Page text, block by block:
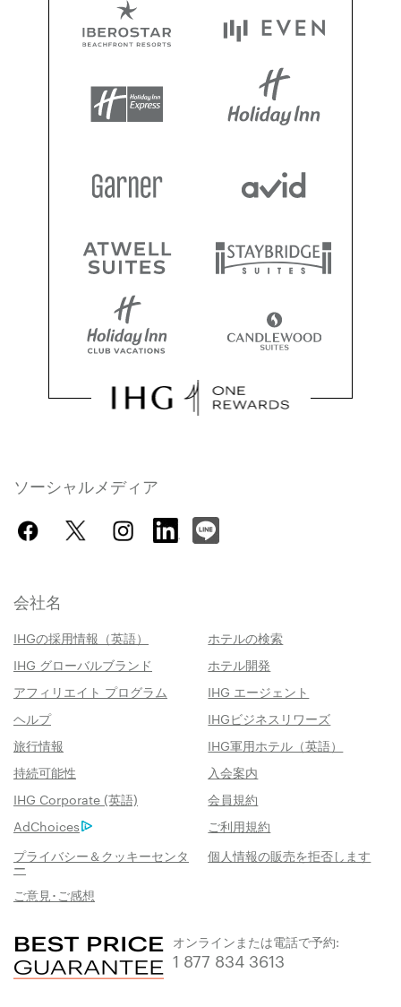
ソーシャルメディア
会社名
IHGの採用情報（英語）
ホテルの検索
IHG グローバルブランド
ホテル開発
アフィリエイト プログラム
IHG エージェント
ヘルプ
IHGビジネスリワーズ
旅行情報
IHG軍用ホテル（英語）
持続可能性
入会案内
IHG Corporate (英語)
会員規約
AdChoices
ご利用規約
プライバシー＆クッキーセンタ
ー
個人情報の販売を拒否します
ご意見･ご感想
オンラインまたは電話で予約:
1 877 834 3613